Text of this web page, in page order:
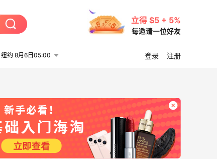
立得 $5 + 5%
每邀请一位好友
纽约 8月6日05:00 登录 注册